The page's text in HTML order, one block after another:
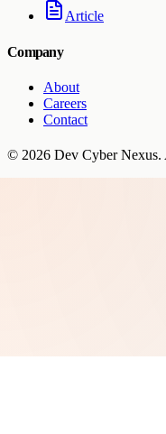
Article
Company
About
Careers
Contact
© 2026 Dev Cyber Nexus.